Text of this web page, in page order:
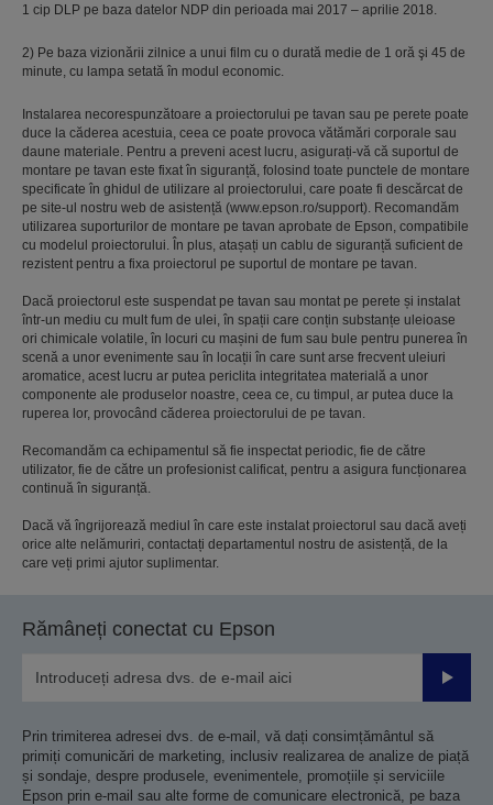
1 cip DLP pe baza datelor NDP din perioada mai 2017 – aprilie 2018.
2) Pe baza vizionării zilnice a unui film cu o durată medie de 1 oră şi 45 de
minute, cu lampa setată în modul economic.
Instalarea necorespunzătoare a proiectorului pe tavan sau pe perete poate
duce la căderea acestuia, ceea ce poate provoca vătămări corporale sau
daune materiale. Pentru a preveni acest lucru, asigurați-vă că suportul de
montare pe tavan este fixat în siguranță, folosind toate punctele de montare
specificate în ghidul de utilizare al proiectorului, care poate fi descărcat de
pe site-ul nostru web de asistență (www.epson.ro/support). Recomandăm
utilizarea suporturilor de montare pe tavan aprobate de Epson, compatibile
cu modelul proiectorului. În plus, atașați un cablu de siguranță suficient de
rezistent pentru a fixa proiectorul pe suportul de montare pe tavan.
Dacă proiectorul este suspendat pe tavan sau montat pe perete și instalat
într-un mediu cu mult fum de ulei, în spații care conțin substanțe uleioase
ori chimicale volatile, în locuri cu mașini de fum sau bule pentru punerea în
scenă a unor evenimente sau în locații în care sunt arse frecvent uleiuri
aromatice, acest lucru ar putea periclita integritatea materială a unor
componente ale produselor noastre, ceea ce, cu timpul, ar putea duce la
ruperea lor, provocând căderea proiectorului de pe tavan.
Recomandăm ca echipamentul să fie inspectat periodic, fie de către
utilizator, fie de către un profesionist calificat, pentru a asigura funcționarea
continuă în siguranță.
Dacă vă îngrijorează mediul în care este instalat proiectorul sau dacă aveți
orice alte nelămuriri, contactați departamentul nostru de asistență, de la
care veți primi ajutor suplimentar.
Rămâneți conectat cu Epson
Prin trimiterea adresei dvs. de e-mail, vă dați consimțământul să
primiți comunicări de marketing, inclusiv realizarea de analize de piață
și sondaje, despre produsele, evenimentele, promoțiile și serviciile
Epson prin e-mail sau alte forme de comunicare electronică, pe baza